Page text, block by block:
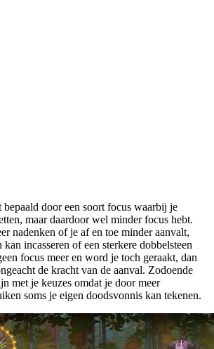
door een soort focus waarbij je
maar daardoor wel minder focus hebt.
nadenken of je af en toe minder aanvalt,
incasseren of een sterkere dobbelsteen
focus meer en word je toch geraakt, dan
de kracht van de aanval. Zodoende
met je keuzes omdat je door meer
soms je eigen doodsvonnis kan tekenen.